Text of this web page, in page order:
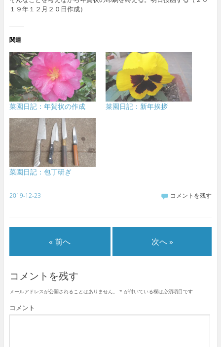
１９年１２月２０日作成）
関連
菜園日記：年賀状の作成 菜園日記：新年挨拶
菜園日記：包丁研ぎ
2019-12-23 コメントを残す
« 前へ 次へ »
コメントを残す
メールアドレスが公開されることはありません。 * が付いている欄は必須項目です
コメント